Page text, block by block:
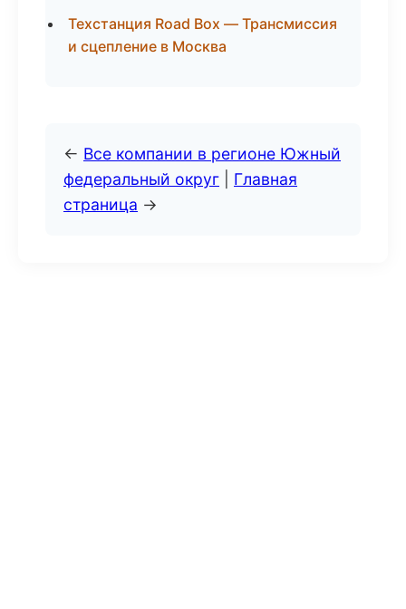
Техстанция Road Box — Трансмиссия
и сцепление в Москва
← Все компании в регионе Южный
федеральный округ
Главная
страница →